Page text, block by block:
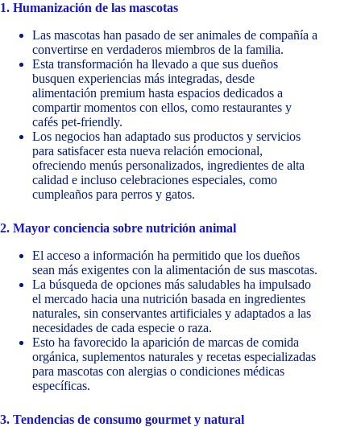
1. Humanización de las mascotas
Las mascotas han pasado de ser animales de compañía a
convertirse en verdaderos miembros de la familia.
Esta transformación ha llevado a que sus dueños
busquen experiencias más integradas, desde
alimentación premium hasta espacios dedicados a
compartir momentos con ellos, como restaurantes y
cafés pet-friendly.
Los negocios han adaptado sus productos y servicios
para satisfacer esta nueva relación emocional,
ofreciendo menús personalizados, ingredientes de alta
calidad e incluso celebraciones especiales, como
cumpleaños para perros y gatos.
2. Mayor conciencia sobre nutrición animal
El acceso a información ha permitido que los dueños
sean más exigentes con la alimentación de sus mascotas.
La búsqueda de opciones más saludables ha impulsado
el mercado hacia una nutrición basada en ingredientes
naturales, sin conservantes artificiales y adaptados a las
necesidades de cada especie o raza.
Esto ha favorecido la aparición de marcas de comida
orgánica, suplementos naturales y recetas especializadas
para mascotas con alergias o condiciones médicas
específicas.
3. Tendencias de consumo gourmet y natural